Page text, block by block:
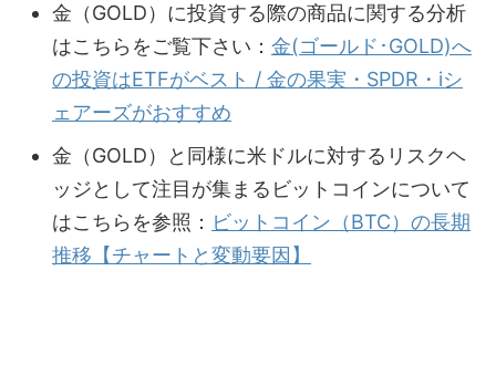
金（GOLD）に投資する際の商品に関する分析
はこちらをご覧下さい： 金(ゴールド･GOLD)へ
の投資はETFがベスト / 金の果実・SPDR・iシ
ェアーズがおすすめ
金（GOLD）と同様に米ドルに対するリスクヘ
ッジとして注目が集まるビットコインについて
はこちらを参照： ビットコイン（BTC）の長期
推移【チャートと変動要因】